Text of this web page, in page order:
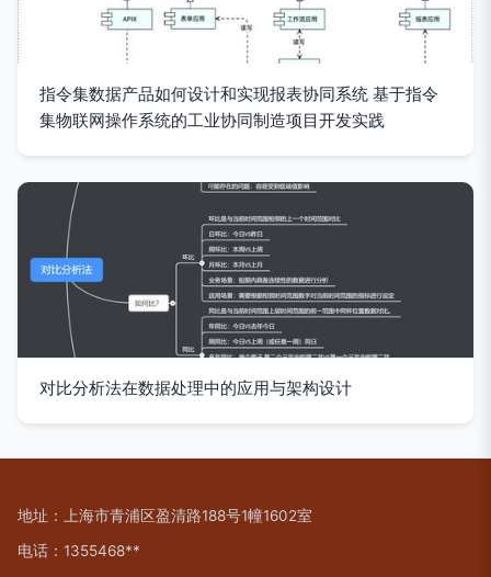
指令集数据产品如何设计和实现报表协同系统 基于指令
集物联网操作系统的工业协同制造项目开发实践
对比分析法在数据处理中的应用与架构设计
地址：上海市青浦区盈清路188号1幢1602室
电话：1355468**